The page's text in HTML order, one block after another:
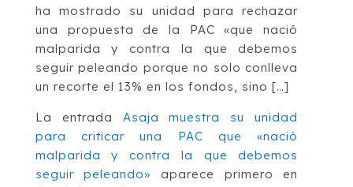
ha mostrado su unidad para rechazar
una propuesta de la PAC «que nació
malparida y contra la que debemos
seguir peleando porque no solo conlleva
un recorte el 13% en los fondos, sino […]
La entrada Asaja muestra su unidad
para criticar una PAC que «nació
malparida y contra la que debemos
seguir peleando» aparece primero en